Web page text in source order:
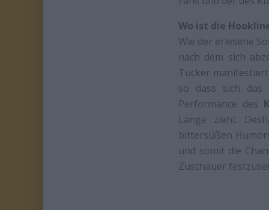
Wo ist die
Wie der erlesene
nach dem sich
Tucker
so dass sich das
Performance des
Länge zieht.
bittersüßen
und somit die
Zuschauer